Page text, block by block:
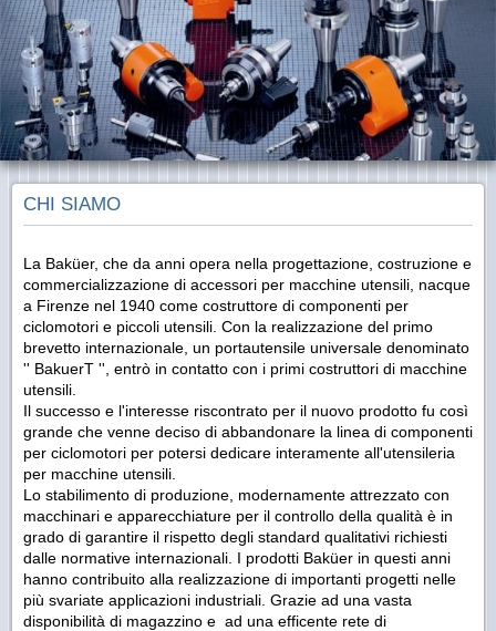
CHI SIAMO
La Baküer, che da anni opera nella progettazione, costruzione e
commercializzazione di accessori per macchine utensili, nacque
a Firenze nel 1940 come costruttore di componenti per
ciclomotori e piccoli utensili. Con la realizzazione del primo
brevetto internazionale, un portautensile universale denominato
'' BakuerT '', entrò in contatto con i primi costruttori di macchine
utensili.
Il successo e l'interesse riscontrato per il nuovo prodotto fu così
grande che venne deciso di abbandonare la linea di componenti
per ciclomotori per potersi dedicare interamente all'utensileria
per macchine utensili.
Lo stabilimento di produzione, modernamente attrezzato con
macchinari e apparecchiature per il controllo della qualità è in
grado di garantire il rispetto degli standard qualitativi richiesti
dalle normative internazionali. I prodotti Baküer in questi anni
hanno contribuito alla realizzazione di importanti progetti nelle
più svariate applicazioni industriali. Grazie ad una vasta
disponibilità di magazzino e ad una efficente rete di